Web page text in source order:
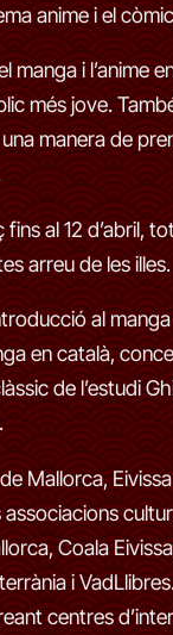
anime i el
manga i l’anime
més jove.
manera de
al 12 d’abril,
arreu de les illes.
al
en català,
de l’estudi
Mallorca,
associacions
Coala
i
centres